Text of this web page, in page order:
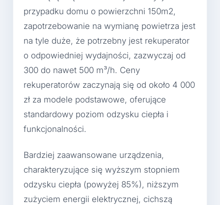
przypadku domu o powierzchni 150m2,
zapotrzebowanie na wymianę powietrza jest
na tyle duże, że potrzebny jest rekuperator
o odpowiedniej wydajności, zazwyczaj od
300 do nawet 500 m³/h. Ceny
rekuperatorów zaczynają się od około 4 000
zł za modele podstawowe, oferujące
standardowy poziom odzysku ciepła i
funkcjonalności.
Bardziej zaawansowane urządzenia,
charakteryzujące się wyższym stopniem
odzysku ciepła (powyżej 85%), niższym
zużyciem energii elektrycznej, cichszą